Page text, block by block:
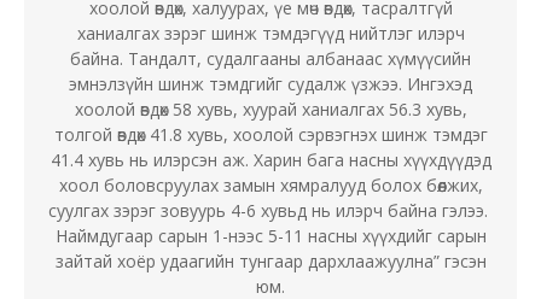
хоолой өвдөх, халуурах, үе мөч өвдөх, тасралтгүй
ханиалгах зэрэг шинж тэмдэгүүд нийтлэг илэрч
байна. Тандалт, судалгааны албанаас хүмүүсийн
эмнэлзүйн шинж тэмдгийг судалж үзжээ. Ингэхэд
хоолой өвдөх 58 хувь, хуурай ханиалгах 56.3 хувь,
толгой өвдөх 41.8 хувь, хоолой сэрвэгнэх шинж тэмдэг
41.4 хувь нь илэрсэн аж. Харин бага насны хүүхдүүдэд
хоол боловсруулах замын хямралууд болох бөөлжих,
суулгах зэрэг зовуурь 4-6 хувьд нь илэрч байна гэлээ.
Наймдугаар сарын 1-нээс 5-11 насны хүүхдийг сарын
зайтай хоёр удаагийн тунгаар дархлаажуулна” гэсэн
юм.